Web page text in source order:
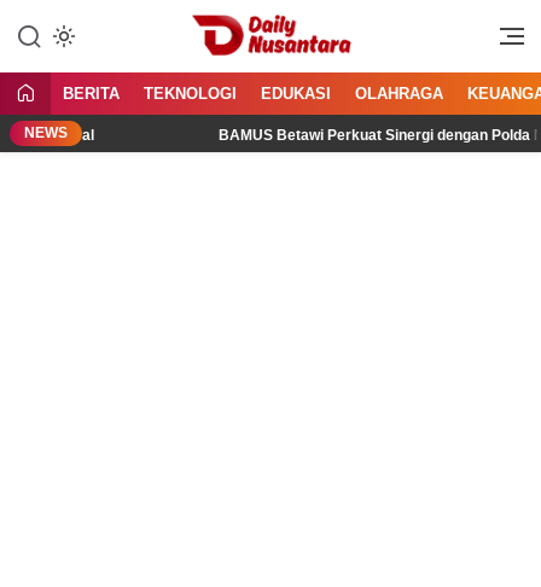
konten
Daily Nusantara
Menyajikan Fakta, Menginspirasi
BERITA TEKNOLOGI EDUKASI OLAHRAGA
NEWS
Digital BAMUS Betawi Perkuat Sinergi dengan Polda